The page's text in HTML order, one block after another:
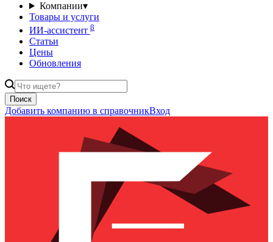
Компании▾
Товары и услуги
ИИ-ассистент β
Статьи
Цены
Обновления
Поиск
Добавить компанию в справочникВход